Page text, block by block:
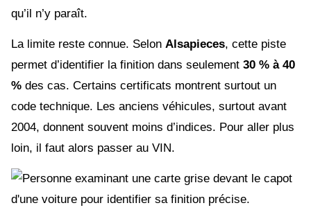
qu’il n’y paraît.
La limite reste connue. Selon Alsapieces, cette piste
permet d’identifier la finition dans seulement 30 % à 40
% des cas. Certains certificats montrent surtout un
code technique. Les anciens véhicules, surtout avant
2004, donnent souvent moins d’indices. Pour aller plus
loin, il faut alors passer au VIN.